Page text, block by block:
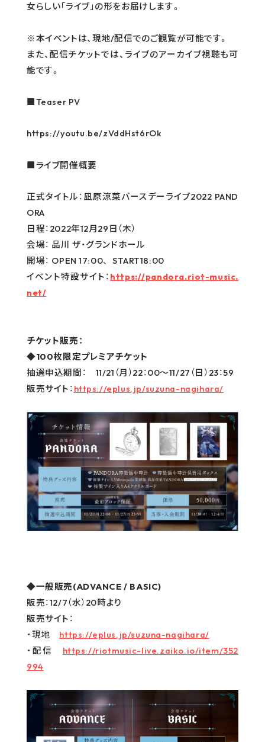
女らしい「ライブ」の形をお届けします。
※本イベントは、現地/配信でのご観覧が可能です。
また、配信チケットでは、ライブのアーカイブ視聴も可
能です。
■Teaser PV
https://youtu.be/zVddHst6rOk
■ライブ開催概要
正式タイトル：凪原涼菜バースデーライブ2022 PAND
ORA
日程：2022年12月29日（木）
会場： 品川 ザ・グランドホール
開場： OPEN 17:00、 START18:00
イベント特設サイト： https://pandora.riot-music.
net/
チケット販売：
◆100枚限定プレミアチケット
抽選申込期間： 11/21（月）22：00〜11/27（日）23：59
販売サイト： https://eplus.jp/suzuna-nagihara/
◆一般販売(ADVANCE / BASIC)
販売：12/7（水）20時より
販売サイト：
・現地 https://eplus.jp/suzuna-nagihara/
・配信 https://riotmusic-live.zaiko.io/item/352
994